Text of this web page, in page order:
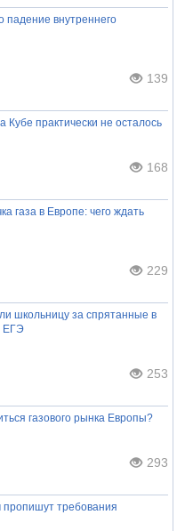
падение внутреннего
139
Кубе практически не осталось
168
газа в Европе: чего ждать
229
школьницу за спрятанные в
ЕГЭ
253
газового рынка Европы?
293
требования